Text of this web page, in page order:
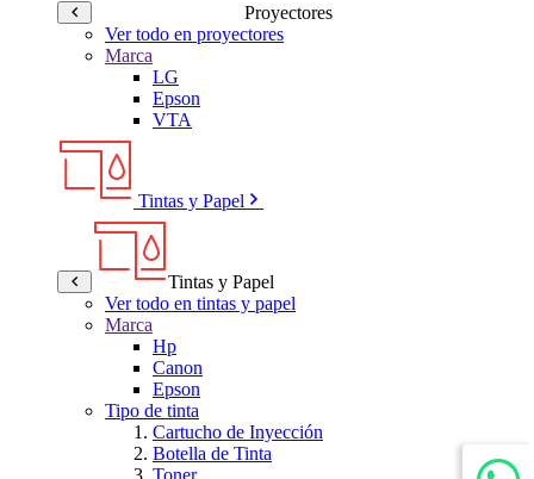
Proyectores
Ver todo en proyectores
Marca
LG
Epson
VTA
Tintas y Papel
Tintas y Papel
Ver todo en tintas y papel
Marca
Hp
Canon
Epson
Tipo de tinta
Cartucho de Inyección
Botella de Tinta
Toner